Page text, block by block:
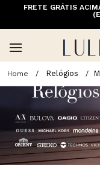
FRETE GRÁTIS
Relógios